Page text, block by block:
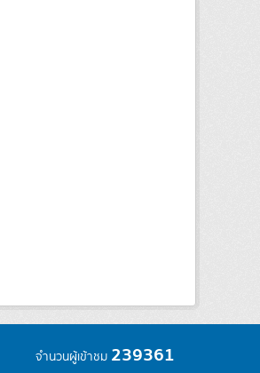
จำนวนผู้เข้าชม 239361